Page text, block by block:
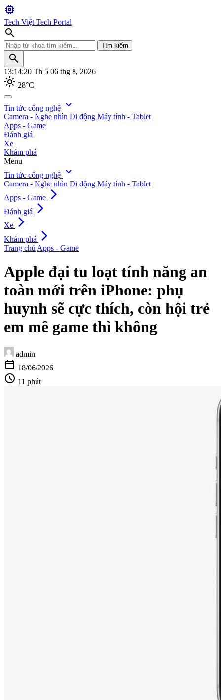
memory
Tech Việt Tech Portal
search
Tìm kiếm
search
13:14:21 Th 5 06 thg 8, 2026
light_mode 28°C
search
Tìm kiếm
Tin tức công nghệ expand_more
Camera - Nghe nhìn Di động Máy tính - Tablet
Apps - Game
Đánh giá
Xe
Khám phá
Menu
Tin tức công nghệ expand_more
Camera - Nghe nhìn Di động Máy tính - Tablet
Apps - Game arrow_forward_ios
Đánh giá arrow_forward_ios
Xe arrow_forward_ios
Khám phá arrow_forward_ios
Trang chủ Apps - Game
Apple đại tu loạt tính năng an
toàn mới trên iPhone: phụ
huynh sẽ cực thích, còn hội trẻ
em mê game thì không
admin
calendar_today 18/06/2026
schedule 11 phút